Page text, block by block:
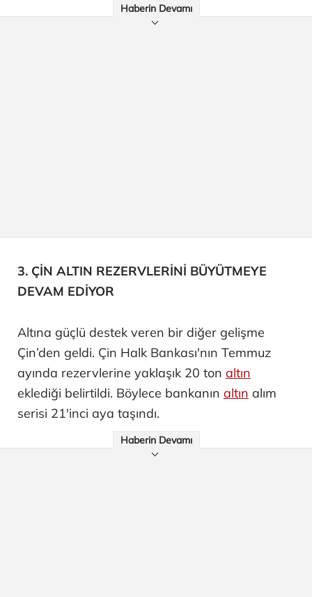
Haberin Devamı
3. ÇİN ALTIN REZERVLERİNİ BÜYÜTMEYE
DEVAM EDİYOR
Altına güçlü destek veren bir diğer gelişme
Çin’den geldi. Çin Halk Bankası'nın Temmuz
ayında rezervlerine yaklaşık 20 ton altın
eklediği belirtildi. Böylece bankanın altın alım
serisi 21'inci aya taşındı.
Haberin Devamı